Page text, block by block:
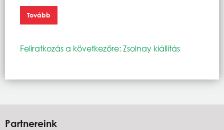
Tovább
Feliratkozás a következőre: Zsolnay kiállítás
Partnereink